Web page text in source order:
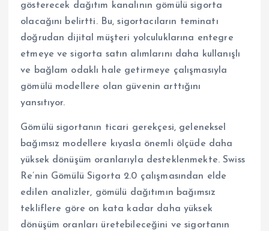
gösterecek dağıtım kanalının gömülü sigorta
olacağını belirtti. Bu, sigortacıların teminatı
doğrudan dijital müşteri yolculuklarına entegre
etmeye ve sigorta satın alımlarını daha kullanışlı
ve bağlam odaklı hale getirmeye çalışmasıyla
gömülü modellere olan güvenin arttığını
yansıtıyor.
Gömülü sigortanın ticari gerekçesi, geleneksel
bağımsız modellere kıyasla önemli ölçüde daha
yüksek dönüşüm oranlarıyla desteklenmekte. Swiss
Re’nin Gömülü Sigorta 2.0 çalışmasından elde
edilen analizler, gömülü dağıtımın bağımsız
tekliflere göre on kata kadar daha yüksek
dönüşüm oranları üretebileceğini ve sigortanın